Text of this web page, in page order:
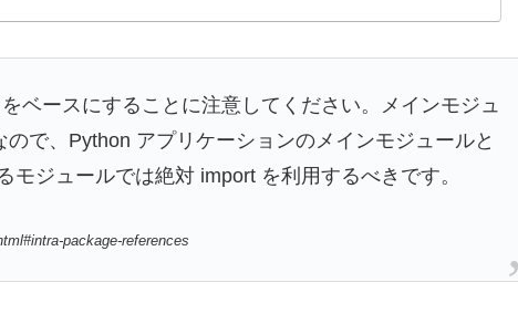
ベースにすることに注意してください。メインモジュ
ので、Python アプリケーションのメインモジュールと
モジュールでは絶対 import を利用するべきです。
package-references